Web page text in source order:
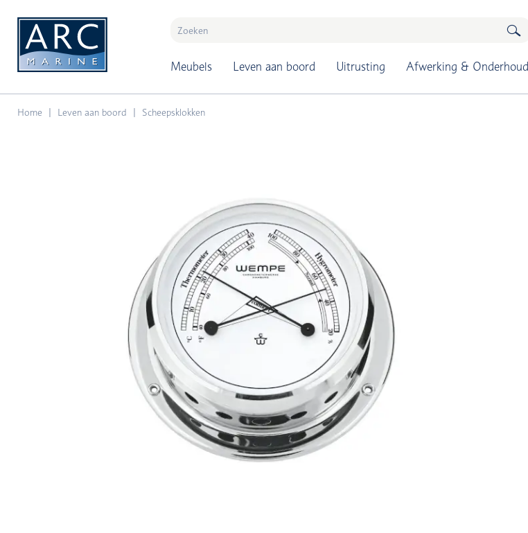
Meubels Leven aan boord Uitrusting Afwerking & Onderhoud
Home Leven aan boord Scheepsklokken